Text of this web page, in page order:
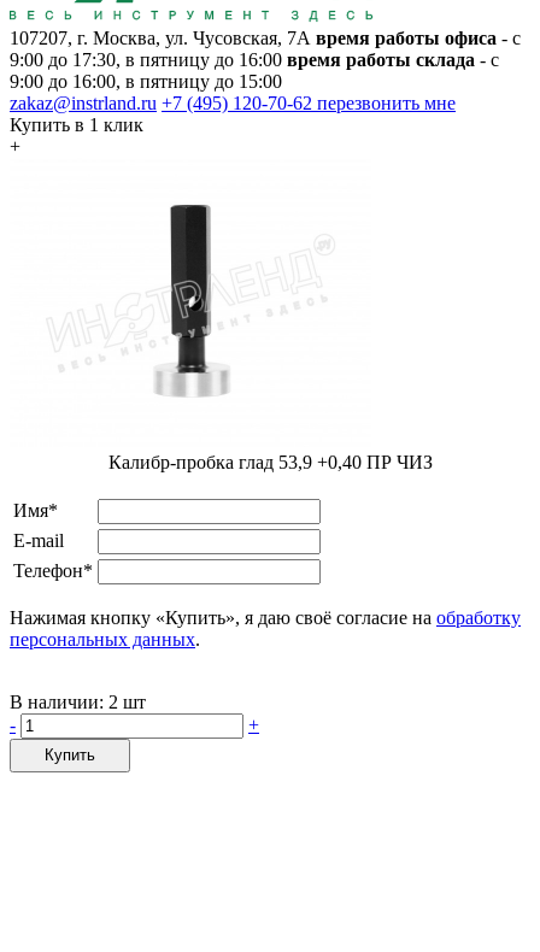
107207, г. Москва, ул. Чусовская, 7А время работы офиса - с
9:00 до 17:30, в пятницу до 16:00 время работы склада - с
9:00 до 16:00, в пятницу до 15:00
zakaz@instrland.ru +7 (495) 120-70-62 перезвонить мне
Купить в 1 клик
+
Калибр-пробка глад 53,9 +0,40 ПР ЧИЗ
Имя*
E-mail
Телефон*
Нажимая кнопку «Купить», я даю своё согласие на обработку
персональных данных.
В наличии: 2 шт
-
+
Купить